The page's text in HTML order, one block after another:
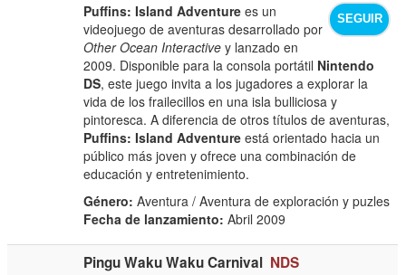
SEGUIR
Puffins: Island Adventure es un
videojuego de aventuras desarrollado por
Other Ocean Interactive y lanzado en
2009. Disponible para la consola portátil Nintendo
DS, este juego invita a los jugadores a explorar la
vida de los frailecillos en una isla bulliciosa y
pintoresca. A diferencia de otros títulos de aventuras,
Puffins: Island Adventure está orientado hacia un
público más joven y ofrece una combinación de
educación y entretenimiento.
Género: Aventura / Aventura de exploración y puzles
Fecha de lanzamiento: Abril 2009
Pingu Waku Waku Carnival NDS